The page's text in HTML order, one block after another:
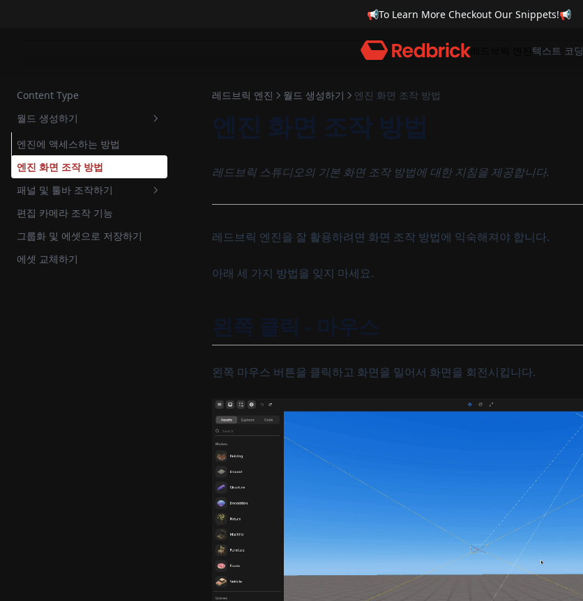
📢To Learn More Checkout Our Snippets!📢
텍스트 코딩
Content Type
월드 생성하기
엔진에 액세스하는 방법
엔진 화면 조작 방법
패널 및 툴바 조작하기
상단 패널
객체 설정
에셋 라이브러리, 코드 패널
에셋
속성 패널
편집 카메라 조작 기능
그룹화 및 에셋으로 저장하기
에셋 교체하기
레드브릭 엔진 월드 생성하기 엔진 화면 조작 방법
엔진 화면 조작 방법
레드브릭 스튜디오의 기본 화면 조작 방법에 대한 지침을 제공합니다.
레드브릭 엔진을 잘 활용하려면 화면 조작 방법에 익숙해져야 합니다.
아래 세 가지 방법을 잊지 마세요.
왼쪽 클릭 - 마우스
왼쪽 마우스 버튼을 클릭하고 화면을 밀어서 화면을 회전시킵니다.